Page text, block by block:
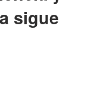
sigue